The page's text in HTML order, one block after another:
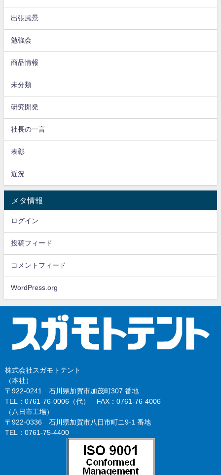
出張風景
勉強会
商品情報
未分類
研究開発
社長の一言
表彰
近況
メタ情報
ログイン
投稿フィード
コメントフィード
WordPress.org
株式会社スガモトテント
（本社）
〒922-0241 石川県加賀市加茂町307 番地
TEL：0761-76-0006（代） FAX：0761-76-4006
（八日市工場）
〒922-0336 石川県加賀市八日市町ニ9-1 番地
TEL：0761-75-4400